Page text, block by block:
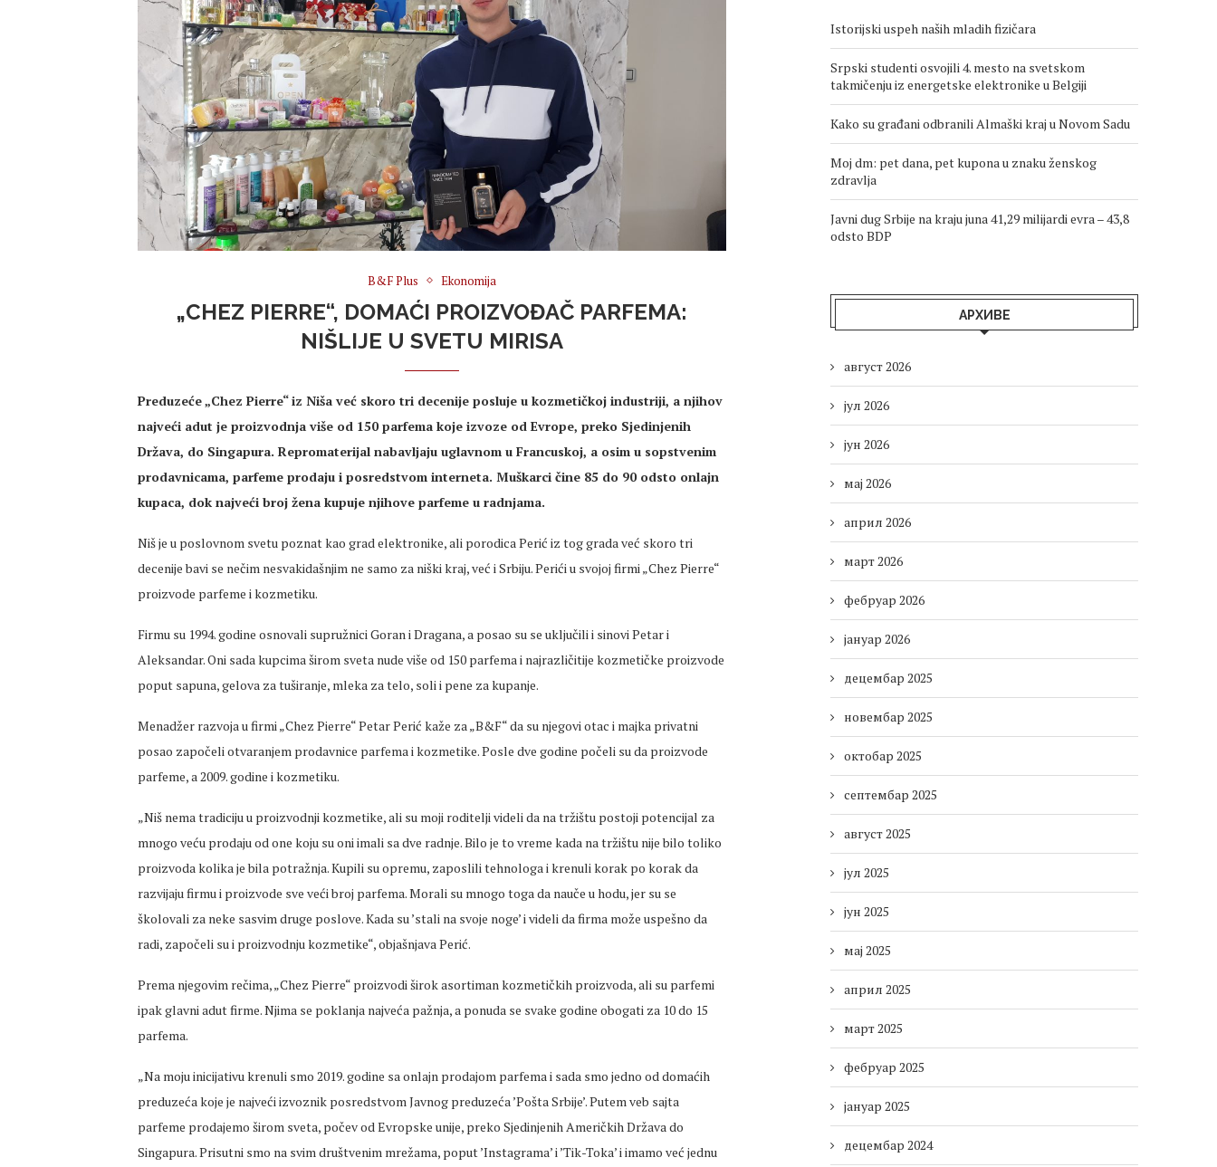
B&F Plus Ekonomija
„CHEZ PIERRE“, DOMAĆI PROIZVOĐAČ PARFEMA:
NIŠLIJE U SVETU MIRISA
Preduzeće „Chez Pierre“ iz Niša već skoro tri decenije posluje u kozmetičkoj industriji, a njihov
najveći adut je proizvodnja više od 150 parfema koje izvoze od Evrope, preko Sjedinjenih
Država, do Singapura. Repromaterijal nabavljaju uglavnom u Francuskoj, a osim u sopstvenim
prodavnicama, parfeme prodaju i posredstvom interneta. Muškarci čine 85 do 90 odsto onlajn
kupaca, dok najveći broj žena kupuje njihove parfeme u radnjama.
Niš je u poslovnom svetu poznat kao grad elektronike, ali porodica Perić iz tog grada već skoro tri
decenije bavi se nečim nesvakidašnjim ne samo za niški kraj, već i Srbiju. Perići u svojoj firmi „Chez Pierre“
proizvode parfeme i kozmetiku.
Firmu su 1994. godine osnovali supružnici Goran i Dragana, a posao su se uključili i sinovi Petar i
Aleksandar. Oni sada kupcima širom sveta nude više od 150 parfema i najrazličitije kozmetičke proizvode
poput sapuna, gelova za tuširanje, mleka za telo, soli i pene za kupanje.
Menadžer razvoja u firmi „Chez Pierre“ Petar Perić kaže za „B&F“ da su njegovi otac i majka privatni
posao započeli otvaranjem prodavnice parfema i kozmetike. Posle dve godine počeli su da proizvode
parfeme, a 2009. godine i kozmetiku.
„Niš nema tradiciju u proizvodnji kozmetike, ali su moji roditelji videli da na tržištu postoji potencijal za
mnogo veću prodaju od one koju su oni imali sa dve radnje. Bilo je to vreme kada na tržištu nije bilo toliko
proizvoda kolika je bila potražnja. Kupili su opremu, zaposlili tehnologa i krenuli korak po korak da
razvijaju firmu i proizvode sve veći broj parfema. Morali su mnogo toga da nauče u hodu, jer su se
školovali za neke sasvim druge poslove. Kada su ’stali na svoje noge’ i videli da firma može uspešno da
radi, započeli su i proizvodnju kozmetike“, objašnjava Perić.
Prema njegovim rečima, „Chez Pierre“ proizvodi širok asortiman kozmetičkih proizvoda, ali su parfemi
ipak glavni adut firme. Njima se poklanja najveća pažnja, a ponuda se svake godine obogati za 10 do 15
parfema.
„Na moju inicijativu krenuli smo 2019. godine sa onlajn prodajom parfema i sada smo jedno od domaćih
preduzeća koje je najveći izvoznik posredstvom Javnog preduzeća ’Pošta Srbije’. Putem veb sajta
parfeme prodajemo širom sveta, počev od Evropske unije, preko Sjedinjenih Američkih Država do
Singapura. Prisutni smo na svim društvenim mrežama, poput ’Instagrama’ i ’Tik-Toka’ i imamo već jednu
Istorijski uspeh naših mladih fizičara
Srpski studenti osvojili 4. mesto na svetskom
takmičenju iz energetske elektronike u Belgiji
Kako su građani odbranili Almaški kraj u Novom Sadu
Moj dm: pet dana, pet kupona u znaku ženskog
zdravlja
Javni dug Srbije na kraju juna 41,29 milijardi evra – 43,8
odsto BDP
АРХИВЕ
август 2026
јул 2026
јун 2026
мај 2026
април 2026
март 2026
фебруар 2026
јануар 2026
децембар 2025
новембар 2025
октобар 2025
септембар 2025
август 2025
јул 2025
јун 2025
мај 2025
април 2025
март 2025
фебруар 2025
јануар 2025
децембар 2024